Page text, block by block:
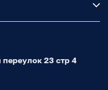
23 стр 4